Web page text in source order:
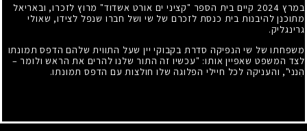
במרץ 2024 קיים בית הספר "קציני ים אורט אשדוד" מרוץ לזכרו, ובאריאל
מתוכנן להיבנות בית כנסת לזכרם של שי ושל חברו שנפל לצידו, שאולי
גרינגליק.
משפחתו של שי הנפיקה סדרת בקבוקי יין שעל התווית שלהם הדפס תמונתו
לצד המשפט שאפיין אותו: "עכשיו זה התור שלנו להרים את הראש ולומר –
הִנני", והעניקה לכל חיילי הפלוגה שלו חולצות עם הדפס תמונתו.